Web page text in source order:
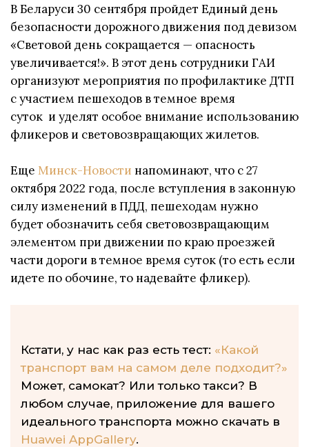
В Беларуси 30 сентября пройдет Единый день
безопасности дорожного движения под девизом
«Световой день сокращается — опасность
увеличивается!». В этот день сотрудники ГАИ
организуют мероприятия по профилактике ДТП
с участием пешеходов в темное время
суток и уделят особое внимание использованию
фликеров и световозвращающих жилетов.
Еще Минск-Новости напоминают, что с 27
октября 2022 года, после вступления в законную
силу изменений в ПДД, пешеходам нужно
будет обозначить себя световозвращающим
элементом при движении по краю проезжей
части дороги в темное время суток (то есть если
идете по обочине, то надевайте фликер).
Кстати, у нас как раз есть тест: «Какой
транспорт вам на самом деле подходит?»
Может, самокат? Или только такси? В
любом случае, приложение для вашего
идеального транспорта можно скачать в
Huawei AppGallery.